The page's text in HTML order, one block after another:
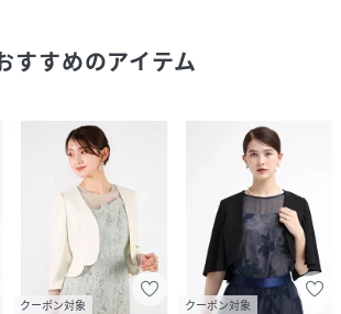
素材 | 複合繊維(ポリエステル):74%,ポリエステ
透け感 | グレージュ若干あり
伸縮性 | なし
原産国 | 日本
家庭洗濯 | 手洗い可
すすめのアイテム
クーポン対象 クーポン対象